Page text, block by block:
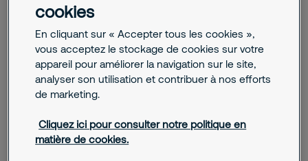
Agent de sécurité - Codes et conduite dans le luxe
L’agent de sécurité dans le luxe incarne les codes et le
savoir-être propres à ce secteur d’excellence. Il respecte
cookies
En cliquant sur « Accepter tous les cookies »,
vous acceptez le stockage de cookies sur votre
appareil pour améliorer la navigation sur le site,
analyser son utilisation et contribuer à nos efforts
de marketing.
Cliquez ici pour consulter notre politique en
matière de cookies.